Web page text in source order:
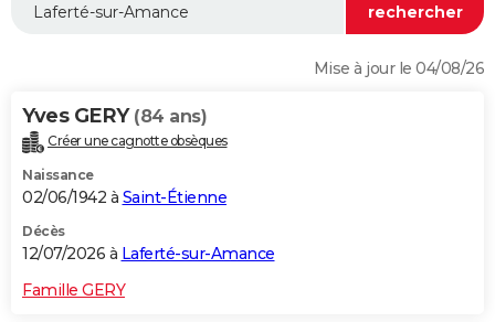
Guides de France
Escapades
Patrimoine
Expositions
Musées
Week-end nature
LIFESTYLE
Alimentation
Guide de la santé
Maladies
Médicaments
Sommeil
VOYAGE
Destinations
City break
Voyage nature
Voyage de noces
Forum
Climat
+PHOTO
GUIDES D'ACHAT
BONS PLANS
CARTE DE VOEUX
Mise à jour le 04/08/26
Yves GERY (84 ans)
Créer une cagnotte obsèques
Naissance
02/06/1942 à Saint-Étienne
Décès
12/07/2026 à Laferté-sur-Amance
Famille GERY